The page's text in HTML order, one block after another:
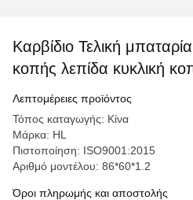
Καρβίδιο Τελική
κοπής λεπίδα κυκλική
Λεπτομέρειες προϊόντος
Τόπος καταγωγής: Κίνα
Μάρκα: HL
Πιστοποίηση: ISO9001:2015
Αριθμό μοντέλου: 86*60*1.2
Όροι πληρωμής και αποστολής